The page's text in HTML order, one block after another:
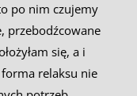
po nim czujemy
przebodźcowane
się, a i
forma relaksu nie